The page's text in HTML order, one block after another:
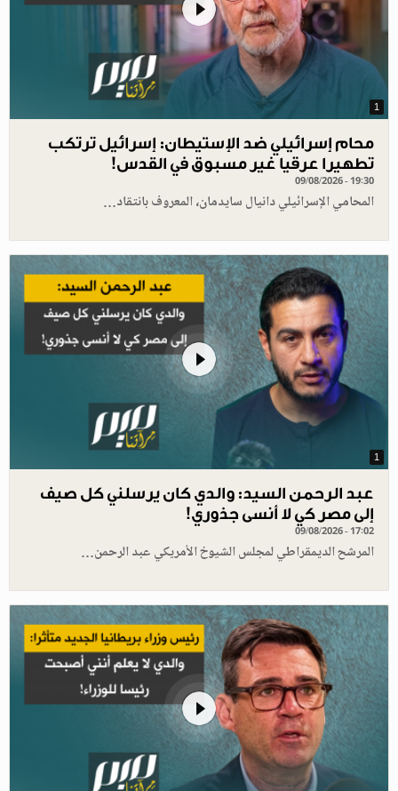
1
محام إسرائيلي ضد الإستيطان: إسرائيل ترتكب
تطهيرا عرقيا غير مسبوق في القدس!
09/08/2026 - 19:30
المحامي الإسرائيلي دانيال سايدمان، المعروف بانتقاد…
1
عبد الرحمن السيد: والدي كان يرسلني كل صيف
إلى مصر كي لا أنسى جذوري!
09/08/2026 - 17:02
المرشح الديمقراطي لمجلس الشيوخ الأمريكي عبد الرحمن…